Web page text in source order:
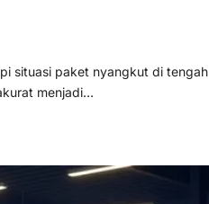
situasi paket nyangkut di tengah
menjadi…